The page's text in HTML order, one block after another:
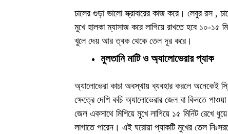
চালের গুড়া ভালো স্ক্রাবারের কাজ করে। লেবুর রস ,
মুখে হালকা ম্যাসাজ করে লাগিয়ে রাখতে হবে ১০-
খুলে দেয় আর ত্বক থেকে তেল দূর করে।
মুলতানি মাটি ও অ্যালোভেরার প্যাক
অ্যালোভেরা কাচা অবস্থায় ব্যবহার করলে অনেকেই
ক্ষেত্রে দেশি কচি অ্যালোভেরার জেল বা কিনতে
জেল একসাথে মিশিয়ে মুখে লাগিয়ে ১৫ মিনিট রেখে
লাগাতে পারেন। এই ঘরোয়া প্যাকটি মুখের তেল